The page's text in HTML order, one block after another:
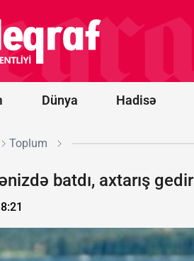
Dünya Hadisə
Toplum
batdı, axtarış gedir